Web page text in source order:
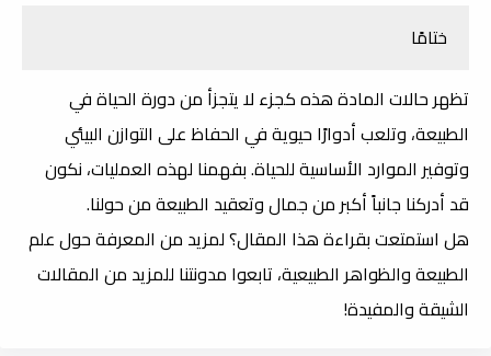
ختامًا
تظهر حالات المادة هذه كجزء لا يتجزأ من دورة الحياة في
الطبيعة، وتلعب أدوارًا حيوية في الحفاظ على التوازن البيئي
وتوفير الموارد الأساسية للحياة. بفهمنا لهذه العمليات، نكون
قد أدركنا جانباً أكبر من جمال وتعقيد الطبيعة من حولنا.
هل استمتعت بقراءة هذا المقال؟ لمزيد من المعرفة حول علم
الطبيعة والظواهر الطبيعية، تابعوا مدونتنا للمزيد من المقالات
الشيقة والمفيدة!